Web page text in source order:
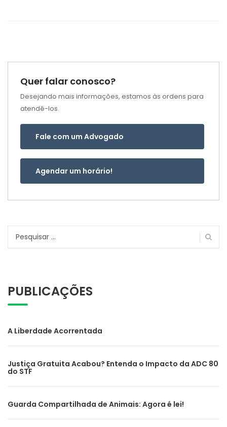
Quer falar conosco?
Desejando mais informações, estamos às ordens para
atendê-los.
Fale com um Advogado
Agendar um horário!
Pesquisar
PUBLICAÇÕES
A Liberdade Acorrentada
Justiça Gratuita Acabou? Entenda o Impacto da ADC 80
do STF
Guarda Compartilhada de Animais: Agora é lei!